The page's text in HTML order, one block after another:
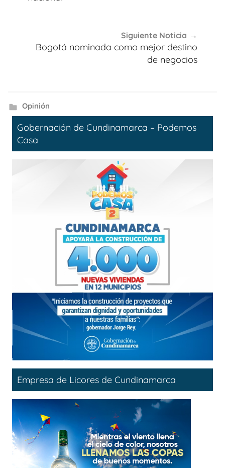
Siguiente Noticia
Bogotá nominada como mejor destino
de negocios
Opinión
Gobernación de Cundinamarca – Podemos
Casa
Empresa de Licores de Cundinamarca